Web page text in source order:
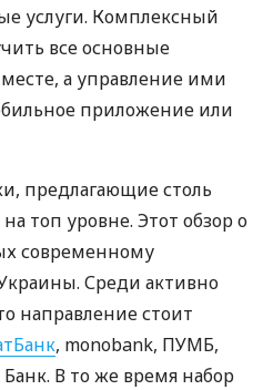
услуги. Комплексный
все основные
а управление ими
приложение или
предлагающие столь
топ уровне. Этот обзор о
современному
Среди активно
направление стоит
, monobank, ПУМБ,
В то же время набор